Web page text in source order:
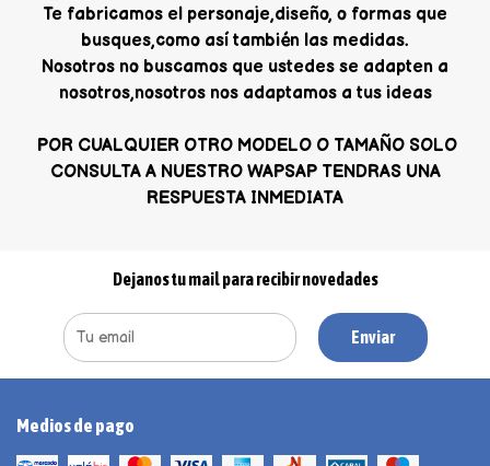
Te fabricamos el personaje,diseño, o formas que
busques,como así también las medidas.
Nosotros no buscamos que ustedes se adapten a
nosotros,nosotros nos adaptamos a tus ideas
POR CUALQUIER OTRO MODELO O TAMAÑO SOLO
CONSULTA A NUESTRO WAPSAP TENDRAS UNA
RESPUESTA INMEDIATA
Dejanos tu mail para recibir novedades
Enviar
Medios de pago